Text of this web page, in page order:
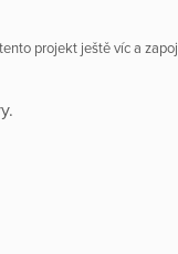
projekt ještě víc a